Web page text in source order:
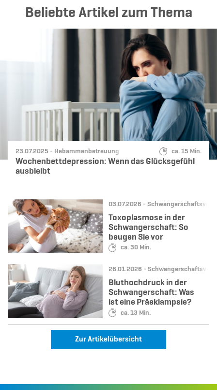
Beliebte Artikel zum Thema
Datum:
23.07.2025 - Kategorie:
Hebammenbetreuung Lesedauer:
ca. 15 Min.
Wochenbettdepression: Wenn das Glücksgefühl
ausbleibt
Datum:
03.07.2026 - Kategorie:
Lesedauer:
ca. 30 Min.
Toxoplasmose in der
Schwangerschaft: So
beugen Sie vor
Datum:
26.01.2026 - Kategorie:
Lesedauer:
ca. 13 Min.
Bluthochdruck in der
Schwangerschaft: Was
ist eine Präeklampsie?
Zur Artikelübersicht